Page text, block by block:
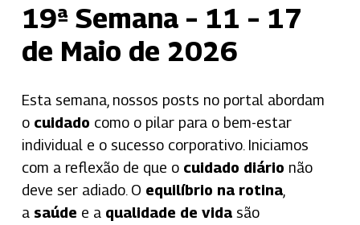
19ª Semana – 11 – 17
de Maio de 2026
Esta semana, nossos posts no portal abordam
o cuidado como o pilar para o bem-estar
individual e o sucesso corporativo. Iniciamos
com a reflexão de que o cuidado diário não
deve ser adiado. O equilíbrio na rotina,
a saúde e a qualidade de vidasão